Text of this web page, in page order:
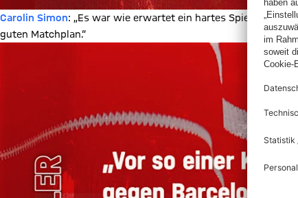
Carolin Simon: „Es war wie erwartet ein hartes Spiel, aber
guten Matchplan.“